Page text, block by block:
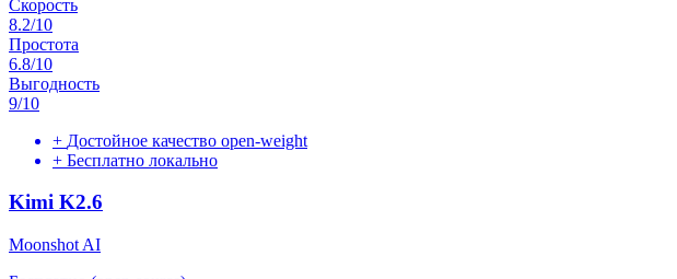
Скорость
8.2/10
Простота
6.8/10
Выгодность
9/10
+ Достойное качество open-weight
+ Бесплатно локально
Kimi K2.6
Moonshot AI